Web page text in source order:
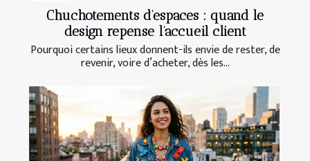
Chuchotements d’espaces : quand le
design repense l’accueil client
Pourquoi certains lieux donnent-ils envie de rester, de
revenir, voire d’acheter, dès les...